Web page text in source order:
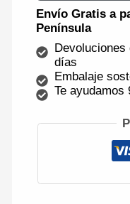
Envío Gratis a
Península
días
Embalaje
Te ayudamos